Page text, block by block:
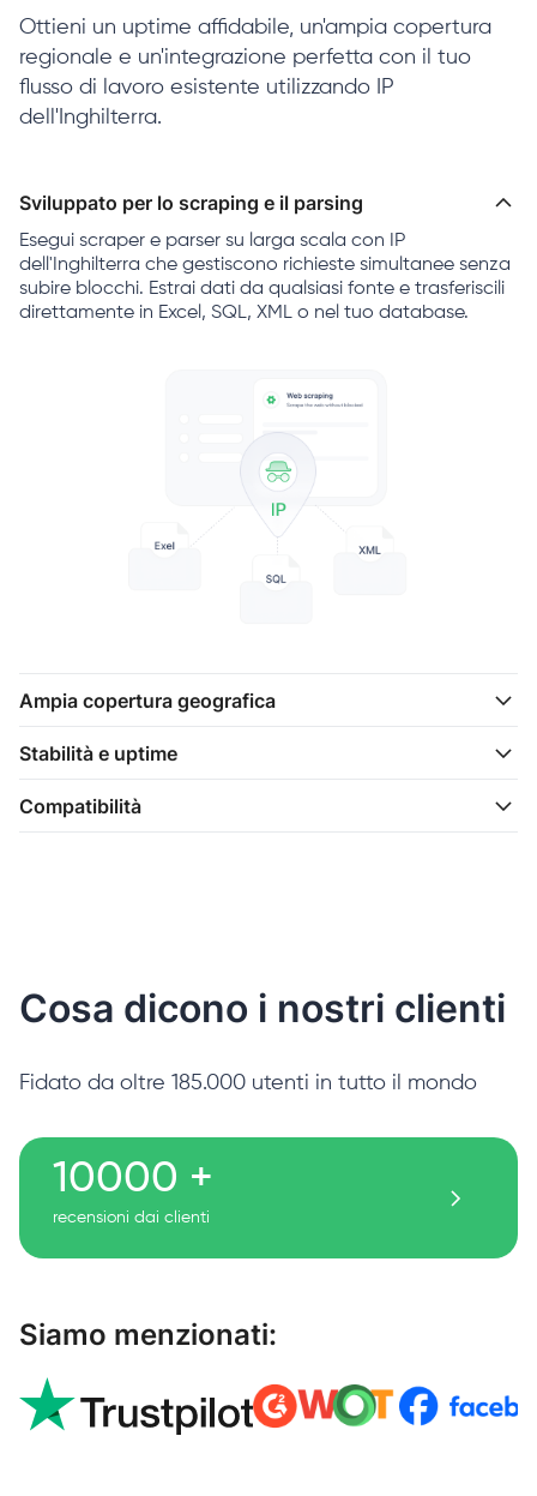
Ottieni un uptime affidabile, un'ampia copertura
regionale e un'integrazione perfetta con il tuo
flusso di lavoro esistente utilizzando IP
dell'Inghilterra.
Sviluppato per lo scraping e il parsing
Esegui scraper e parser su larga scala con IP
dell'Inghilterra che gestiscono richieste simultanee senza
subire blocchi. Estrai dati da qualsiasi fonte e trasferiscili
direttamente in Excel, SQL, XML o nel tuo database.
Ampia copertura geografica
Stabilità e uptime
Compatibilità
Cosa dicono i nostri clienti
Fidato da oltre 185.000 utenti in tutto il mondo
10000 +
recensioni dai clienti
Siamo menzionati: